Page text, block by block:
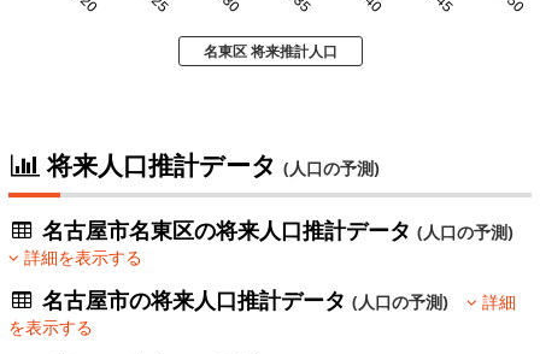
名東区 将来推計人口
将来人口推計データ (人口の予測)
名古屋市名東区の将来人口推計データ(人口の予測)
詳細を表示する
名古屋市の将来人口推計データ(人口の予測)
詳細
を表示する